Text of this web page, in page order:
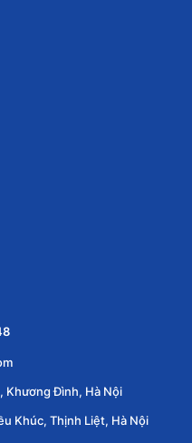
Khương Đình, Hà Nội
Khúc, Thịnh Liệt, Hà Nội